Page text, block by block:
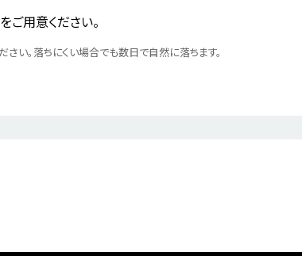
用意ください。
い。落ちにくい場合でも数日で自然に落ちます。